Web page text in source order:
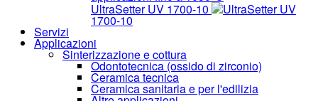
UltraSetter UV 1700-10 UltraSetter UV
1700-10
Servizi
Applicazioni
Sinterizzazione e cottura
Odontotecnica (ossido di zirconio)
Ceramica tecnica
Ceramica sanitaria e per l'edilizia